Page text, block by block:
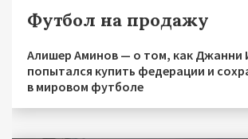
Футбол на продажу
Алишер Аминов — о том, как Джанни
попытался купить федерации и
в мировом футболе